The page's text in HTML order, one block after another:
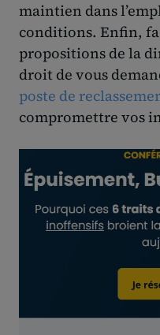
maintien dans
conditions. Enfin,
propositions de la
droit de vous
poste de
compromettre vos